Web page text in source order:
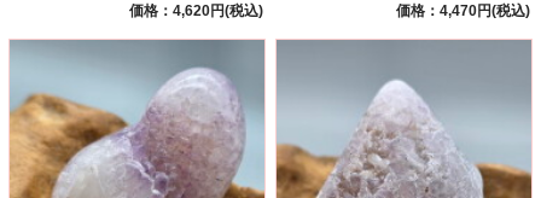
価格：4,620円(税込) 価格：4,470円(税込)